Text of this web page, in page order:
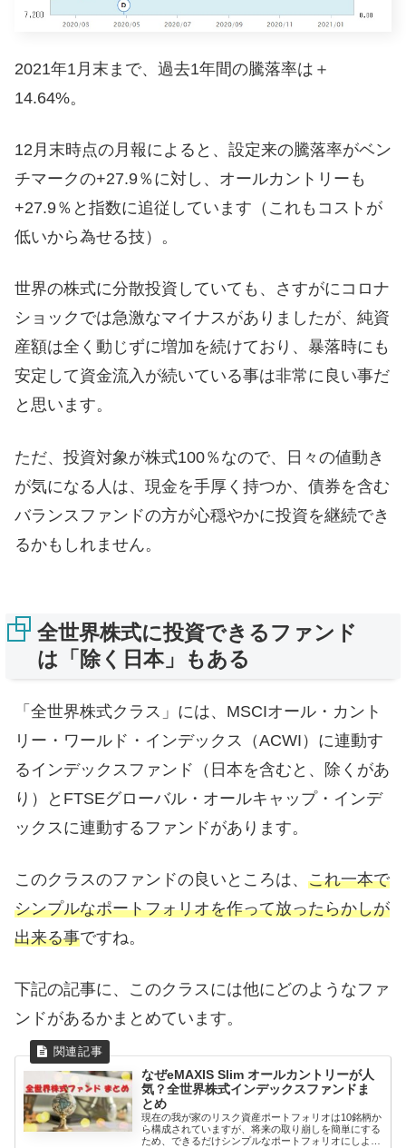
2021年1月末まで、過去1年間の騰落率は＋
14.64%。
12月末時点の月報によると、設定来の騰落率がベン
チマークの+27.9％に対し、オールカントリーも
+27.9％と指数に追従しています（これもコストが
低いから為せる技）。
世界の株式に分散投資していても、さすがにコロナ
ショックでは急激なマイナスがありましたが、純資
産額は全く動じずに増加を続けており、暴落時にも
安定して資金流入が続いている事は非常に良い事だ
と思います。
ただ、投資対象が株式100％なので、日々の値動き
が気になる人は、現金を手厚く持つか、債券を含む
バランスファンドの方が心穏やかに投資を継続でき
るかもしれません。
全世界株式に投資できるファンド
は「除く日本」もある
「全世界株式クラス」には、MSCIオール・カント
リー・ワールド・インデックス（ACWI）に連動す
るインデックスファンド（日本を含むと、除くがあ
り）とFTSEグローバル・オールキャップ・インデ
ックスに連動するファンドがあります。
このクラスのファンドの良いところは、 これ一本で
シンプルなポートフォリオを作って放ったらかしが
出来る事ですね。
下記の記事に、このクラスには他にどのようなファ
ンドがあるかまとめています。
なぜeMAXIS Slim オールカントリーが人
気？全世界株式インデックスファンドま
とめ
現在の我が家のリスク資産ポートフォリオは10銘柄か
ら構成されていますが、将来の取り崩しを簡単にする
ため、できるだけシンプルなポートフォリオにしよう